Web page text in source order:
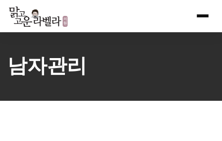
Skip
content
남자관리